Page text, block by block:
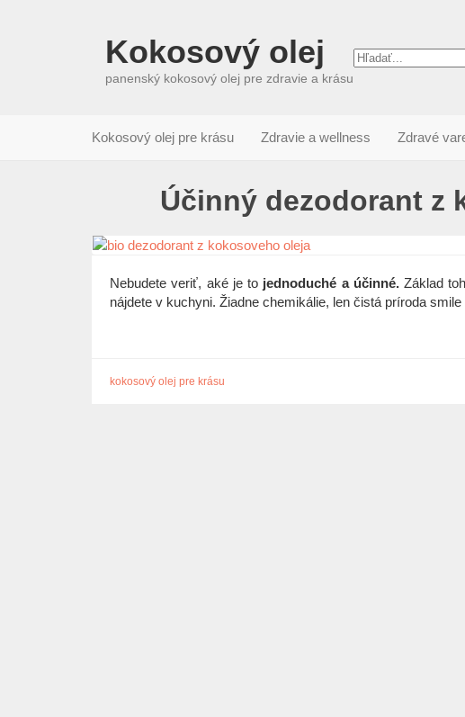
Kokosový olej
panenský kokosový olej pre zdravie a krásu
Kokosový olej pre krásu Zdravie a wellness Zdravé
Účinný dezodorant z
Nebudete veriť, aké je to jednoduché a účinné.Základ
nájdete v kuchyni. Žiadne chemikálie, len čistá príroda smile
kokosový olej pre krásu